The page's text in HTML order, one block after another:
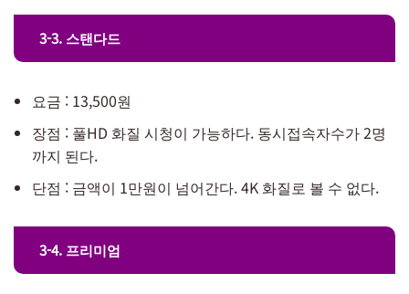
3-3. 스탠다드
요금 : 13,500원
장점 : 풀HD 화질 시청이 가능하다. 동시접속자수가 2명
까지 된다.
단점 : 금액이 1만원이 넘어간다. 4K 화질로 볼 수 없다.
3-4. 프리미엄